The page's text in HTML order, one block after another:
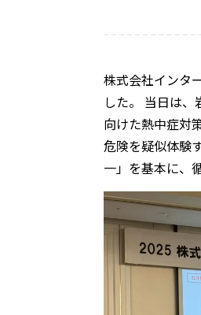
株式会社インタ
した。 当日は
向けた熱中症対
危険を疑似体験
一」を基本に、